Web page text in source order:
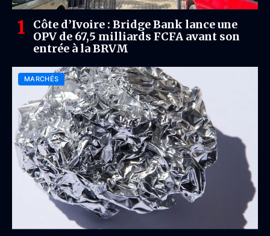
Côte d’Ivoire : Bridge Bank lance une
OPV de 67,5 milliards FCFA avant son
entrée à la BRVM
MARCHÉS